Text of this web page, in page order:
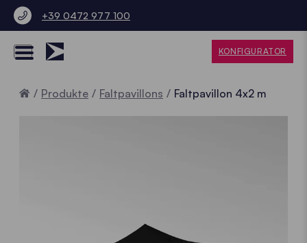
+39 0472 977 100
KONFIGURATOR
Home
Produkte Faltpavillons Faltpavillon 4x2 m